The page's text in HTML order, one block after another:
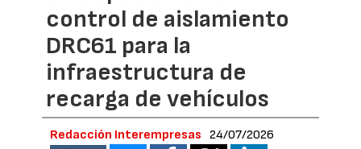
control de aislamiento
DRC61 para la
infraestructura de
recarga de vehículos
Redacción Interempresas 24/07/2026